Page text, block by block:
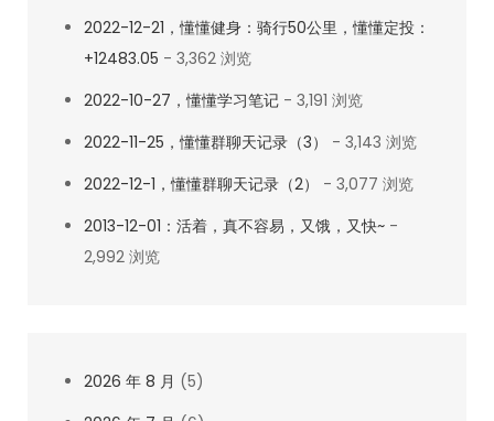
2022-12-21，懂懂健身：骑行50公里，懂懂定投：
+12483.05 - 3,362 浏览
2022-10-27，懂懂学习笔记 - 3,191 浏览
2022-11-25，懂懂群聊天记录（3）
- 3,143 浏览
2022-12-1，懂懂群聊天记录（2）
- 3,077 浏览
2013-12-01：活着，真不容易，又饿，又快~ -
2,992 浏览
2026 年 8 月 (5)